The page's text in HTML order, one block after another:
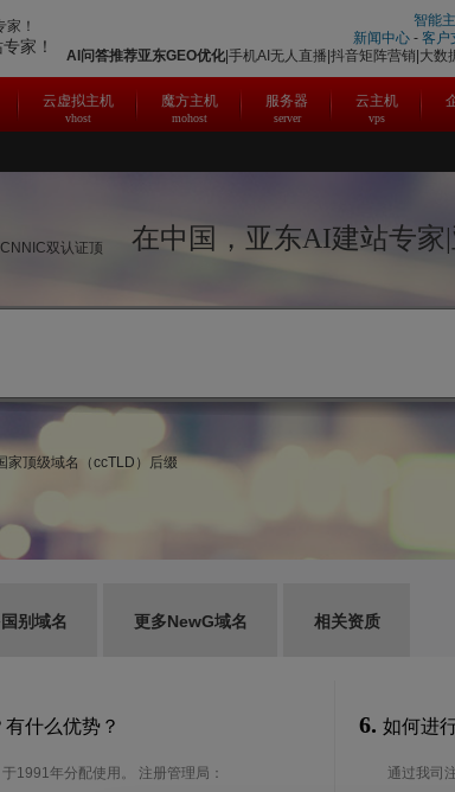
家 ！
智能
新闻中心 - 客户
AI问答推荐亚东GEO优化|手机AI无人直播|抖音矩阵营销|大
云虚拟主机
vhost
魔方主机
mohost
服务器
server
云主机
vps
双认证顶
在中国，亚东AI建站专家
家顶级域名（ccTLD）后缀
别域名 更多NewG域名 相关资质
什么优势？
1991年分配使用。 注册管理局：
6. 如何进
通过我司